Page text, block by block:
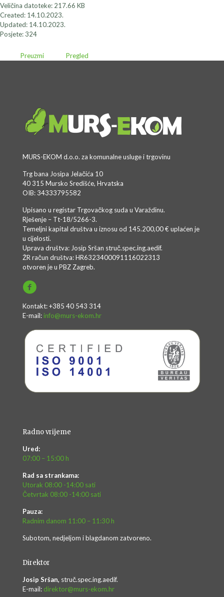
Veličina datoteke: 217.66 KB
Created: 14.10.2023.
Updated: 14.10.2023.
Posjete: 324
Preuzmi Pregled
MURS-EKOM d.o.o. za komunalne usluge i trgovinu
Trg bana Josipa Jelačića 10
40 315 Mursko Središće, Hrvatska
OIB: 34333795582
Upisano u registar Trgovačkog suda u Varaždinu.
Rješenje – Tt-18/5266-3.
Temeljni kapital društva u iznosu od 145.200,00 € uplaćen je
u cijelosti.
Uprava društva: Josip Sršan struč.spec.ing.aedif.
ŽR račun društva: HR6323400091116022313
otvoren je u PBZ Zagreb.
Kontakt: +385 40 543 314
E-mail: info@murs-ekom.hr
Radno vrijeme
Ured:
07:00 – 15:00 h
Rad sa strankama:
Utorak 08:00 -14:00 sati
Četvrtak 08:00 -14:00 sati
Pauza:
Radnim danom 11:00 – 11:30 h
Subotom, nedjeljom i blagdanom zatvoreno.
Direktor
Josip Sršan, struč.spec.ing.aedif.
E-mail: direktor@murs-ekom.hr